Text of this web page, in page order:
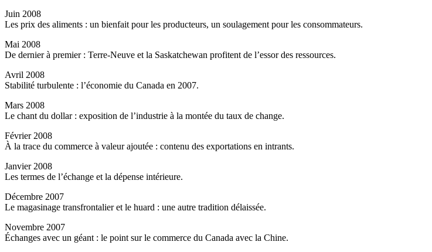
Juin 2008
Les prix des aliments : un bienfait pour les producteurs, un soulagement pour les consommateurs.
Mai 2008
De dernier à premier : Terre-Neuve et la Saskatchewan profitent de l’essor des ressources.
Avril 2008
Stabilité turbulente : l’économie du Canada en 2007.
Mars 2008
Le chant du dollar : exposition de l’industrie à la montée du taux de change.
Février 2008
À la trace du commerce à valeur ajoutée : contenu des exportations en intrants.
Janvier 2008
Les termes de l’échange et la dépense intérieure.
Décembre 2007
Le magasinage transfrontalier et le huard : une autre tradition délaissée.
Novembre 2007
Échanges avec un géant : le point sur le commerce du Canada avec la Chine.